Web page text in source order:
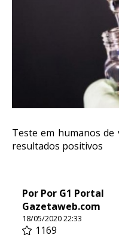
Teste em humanos
resultados positivos
Por Por G1 Portal
Gazetaweb.com
18/05/2020 22:33
1169